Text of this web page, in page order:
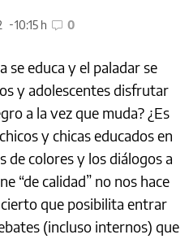
10:15 h 0
se educa y el paladar se
y adolescentes disfrutar
a la vez que muda? ¿Es
y chicas educados en
de colores y los diálogos a
“de calidad” no nos hace
que posibilita entrar
(incluso internos) que